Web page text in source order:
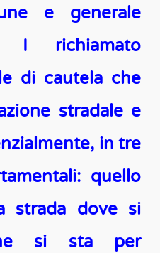
e generale
I richiamato
di cautela che
stradale e
in tre
quello
strada dove si
si sta per